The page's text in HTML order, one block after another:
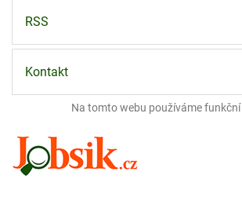
RSS
Kontakt
Na tomto webu používáme funkční